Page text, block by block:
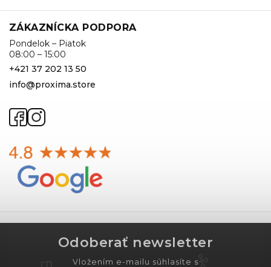
ZÁKAZNÍCKA PODPORA
Pondelok – Piatok
08:00 – 15:00
+421 37 202 13 50
info@proxima.store
Odoberať newsletter
Vložením e-mailu súhlasíte s